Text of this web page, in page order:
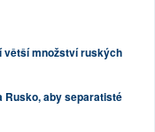
větší množství ruských
Rusko, aby separatisté